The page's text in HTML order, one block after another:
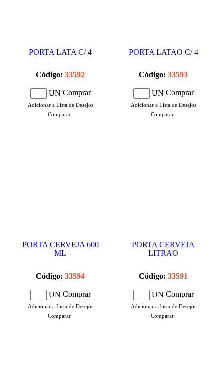
PORTA LATA C/ 4
Código: 33592
UN Comprar
Adicionar a Lista de Desejos
Comparar
PORTA LATAO C/ 4
Código: 33593
UN Comprar
Adicionar a Lista de Desejos
Comparar
PORTA CERVEJA 600
ML
Código: 33594
UN Comprar
Adicionar a Lista de Desejos
Comparar
PORTA CERVEJA
LITRAO
Código: 33591
UN Comprar
Adicionar a Lista de Desejos
Comparar